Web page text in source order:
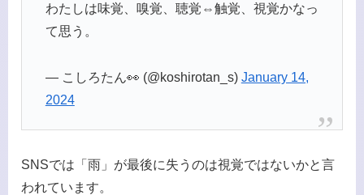
わたしは味覚、嗅覚、聴覚⇔触覚、視覚かなっ
て思う。
— こしろたん👀 (@koshirotan_s) January 14,
2024
SNSでは「雨」が最後に失うのは視覚ではないかと言
われています。